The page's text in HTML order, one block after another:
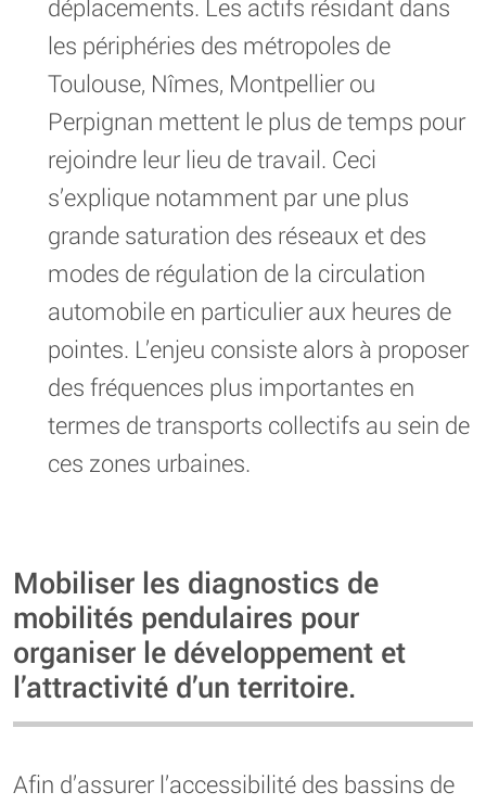
déplacements. Les actifs résidant dans
les périphéries des métropoles de
Toulouse, Nîmes, Montpellier ou
Perpignan mettent le plus de temps pour
rejoindre leur lieu de travail. Ceci
s’explique notamment par une plus
grande saturation des réseaux et des
modes de régulation de la circulation
automobile en particulier aux heures de
pointes. L’enjeu consiste alors à proposer
des fréquences plus importantes en
termes de transports collectifs au sein de
ces zones urbaines.
Mobiliser les diagnostics de
mobilités pendulaires pour
organiser le développement et
l’attractivité d’un territoire.
Afin d’assurer l’accessibilité des bassins de